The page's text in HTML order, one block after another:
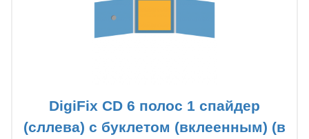
DigiFix CD 6 полос 1 спайдер
(сллева) с буклетом (вклеенным) (в